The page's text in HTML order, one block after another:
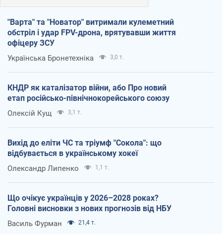
"Варта" та "Новатор" витримали кулеметний
обстріл і удар FPV-дрона, врятувавши життя
офіцеру ЗСУ
Українська Бронетехніка 3,0 т.
КНДР як каталізатор війни, або Про новий
етап російсько-північнокорейського союзу
Олексій Кущ 3,1 т.
Вихід до еліти ЧС та тріумф "Сокола": що
відбувається в українському хокеї
Олександр Липенко 1,1 т.
Що очікує українців у 2026–2028 роках?
Головні висновки з нових прогнозів від НБУ
Василь Фурман 21,4 т.